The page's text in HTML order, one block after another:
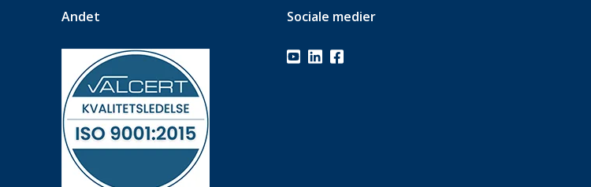
Andet Sociale medier